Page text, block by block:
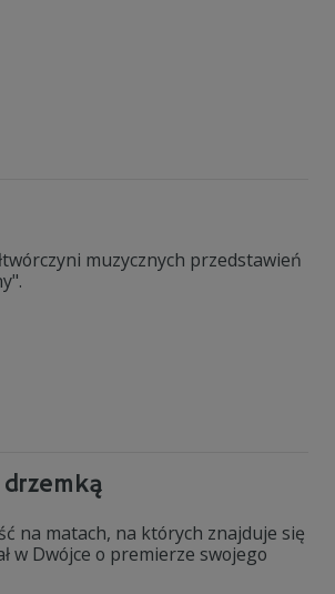
muzycznych przedstawień
na matach, na których znajduje się
w Dwójce o premierze swojego